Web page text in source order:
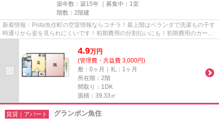
築年数：築15年 ｜募集中： 1室
階数：2階建
新着情報：Pista魚住町の空室情報ならコチラ！最上階はベランダで洗濯もの干す
時通りから姿を見られにくいです！初期費用の分割払いにも！初期費用のカード
4.9万円
(管理費・共益費 3,000円)
敷：0ヶ月｜礼：1ヶ月
所在階：2階
間取り：1DK
面積：39.33㎡
賃貸｜アパート グランポン魚住